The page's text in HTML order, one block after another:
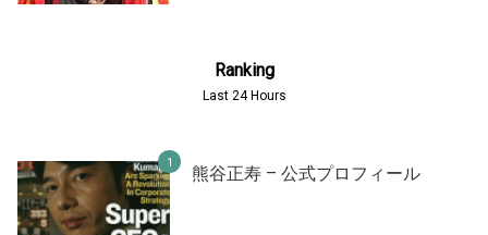
Ranking
Last 24 Hours
熊谷正寿 – 公式プロフィール